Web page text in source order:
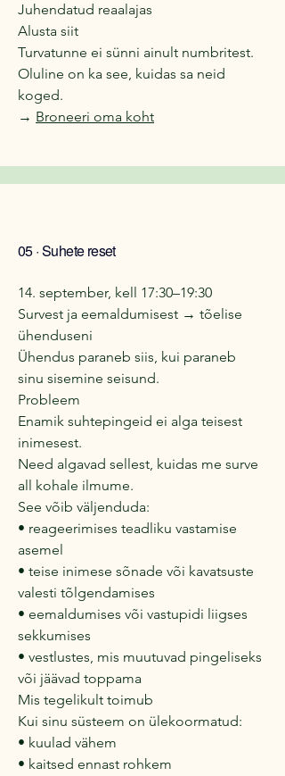
Juhendatud reaalajas
Alusta siit
Turvatunne ei sünni ainult numbritest.
Oluline on ka see, kuidas sa neid
koged.
→ Broneeri oma koht
05 · Suhete reset
14. september, kell 17:30–19:30
Survest ja eemaldumisest → tõelise
ühenduseni
Ühendus paraneb siis, kui paraneb
sinu sisemine seisund.
Probleem
Enamik suhtepingeid ei alga teisest
inimesest.
Need algavad sellest, kuidas me surve
all kohale ilmume.
See võib väljenduda:
• reageerimises teadliku vastamise
asemel
• teise inimese sõnade või kavatsuste
valesti tõlgendamises
• eemaldumises või vastupidi liigses
sekkumises
• vestlustes, mis muutuvad pingeliseks
või jäävad toppama
Mis tegelikult toimub
Kui sinu süsteem on ülekoormatud:
• kuulad vähem
• kaitsed ennast rohkem